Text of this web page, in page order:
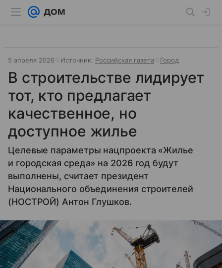
5 апреля 2026 Источник: Российская газета Город
В строительстве лидирует
тот, кто предлагает
качественное, но
доступное жилье
Целевые параметры нацпроекта «Жилье
и городская среда» на 2026 год будут
выполнены, считает президент
Национального объединения строителей
(НОСТРОЙ) Антон Глушков.